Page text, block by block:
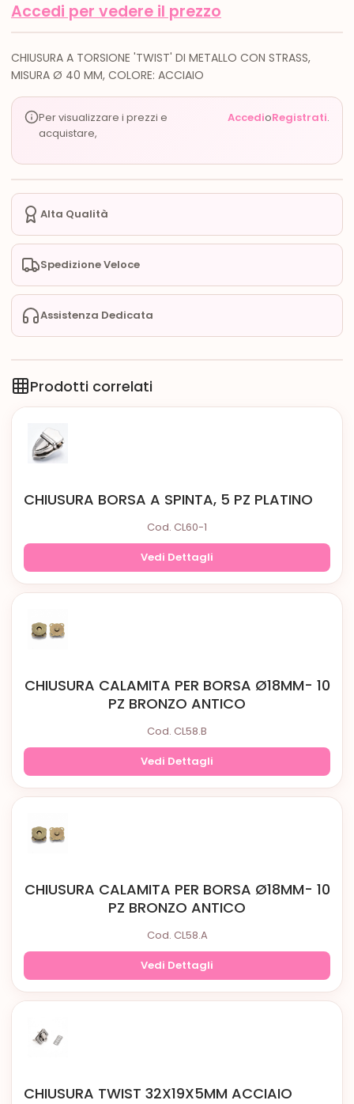
Accedi per vedere il prezzo
CHIUSURA A TORSIONE 'TWIST' DI METALLO CON STRASS,
MISURA Ø 40 MM, COLORE: ACCIAIO
Per visualizzare i prezzi e
acquistare,
AccedioRegistrati.
Alta Qualità
Spedizione Veloce
Assistenza Dedicata
Prodotti correlati
CHIUSURA BORSA A SPINTA, 5 PZ PLATINO
Cod. CL60-1
Vedi Dettagli
CHIUSURA CALAMITA PER BORSA Ø18MM- 10
PZ BRONZO ANTICO
Cod. CL58.B
Vedi Dettagli
CHIUSURA CALAMITA PER BORSA Ø18MM- 10
PZ BRONZO ANTICO
Cod. CL58.A
Vedi Dettagli
CHIUSURA TWIST 32X19X5MM ACCIAIO